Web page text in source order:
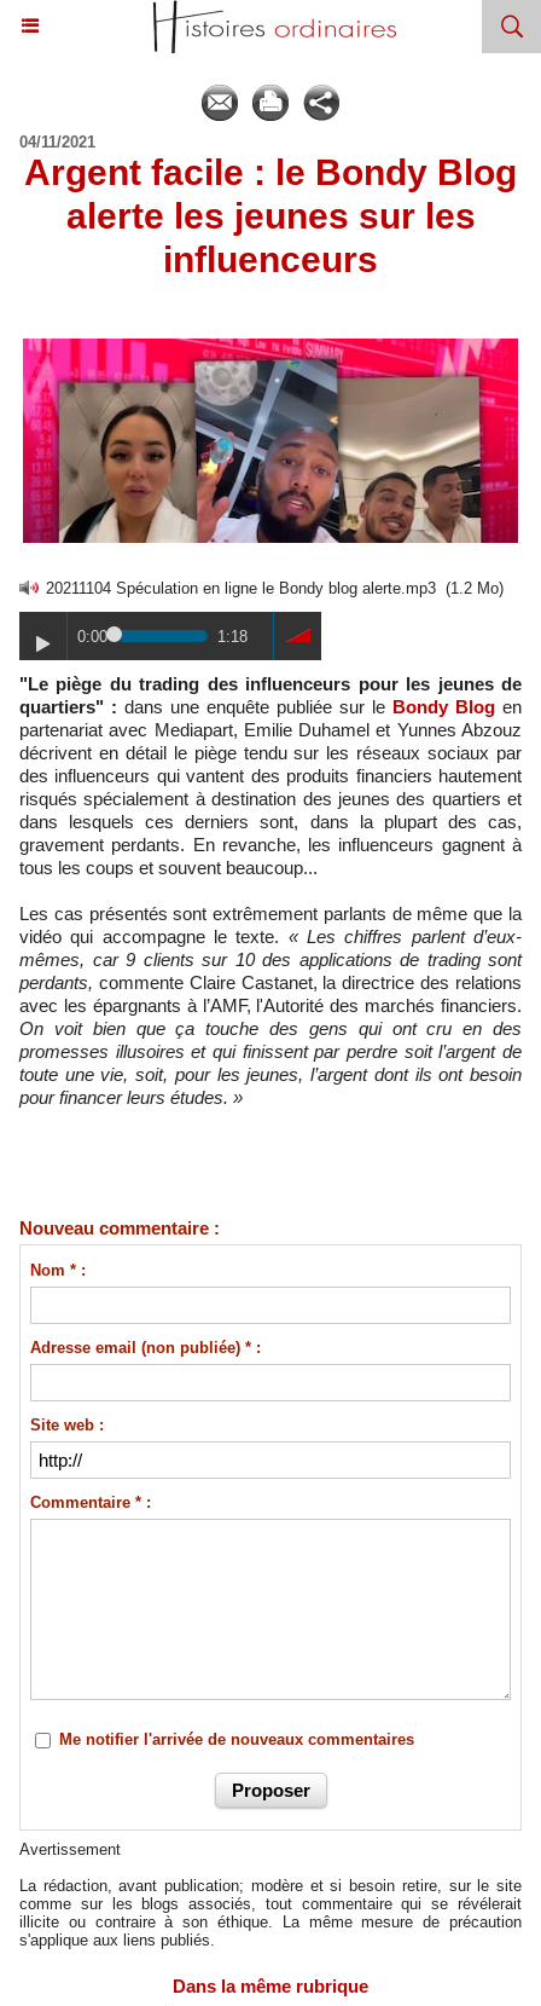
04/11/2021
Argent facile : le Bondy Blog
alerte les jeunes sur les
influenceurs
20211104 Spéculation en ligne le Bondy blog alerte.mp3 (1.2 Mo)
0:00 1:18
"Le piège du trading des influenceurs pour les jeunes de
quartiers" : dans une enquête publiée sur le Bondy Blog en
partenariat avec Mediapart, Emilie Duhamel et Yunnes Abzouz
décrivent en détail le piège tendu sur les réseaux sociaux par
des influenceurs qui vantent des produits financiers hautement
risqués spécialement à destination des jeunes des quartiers et
dans lesquels ces derniers sont, dans la plupart des cas,
gravement perdants. En revanche, les influenceurs gagnent à
tous les coups et souvent beaucoup...
Les cas présentés sont extrêmement parlants de même que la
vidéo qui accompagne le texte. « Les chiffres parlent d’eux-
mêmes, car 9 clients sur 10 des applications de trading sont
perdants, commente Claire Castanet, la directrice des relations
avec les épargnants à l’AMF, l'Autorité des marchés financiers.
On voit bien que ça touche des gens qui ont cru en des
promesses illusoires et qui finissent par perdre soit l’argent de
toute une vie, soit, pour les jeunes, l’argent dont ils ont besoin
pour financer leurs études. »
Nouveau commentaire :
Nom * :
Adresse email (non publiée) * :
Site web :
Commentaire * :
Me notifier l'arrivée de nouveaux commentaires
Avertissement
La rédaction, avant publication; modère et si besoin retire, sur le site
comme sur les blogs associés, tout commentaire qui se révélerait
illicite ou contraire à son éthique. La même mesure de précaution
s'applique aux liens publiés.
Dans la même rubrique